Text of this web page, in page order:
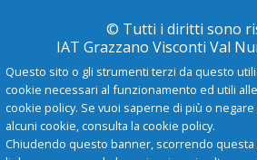
© Tutti i diritti sono
IAT Grazzano Visconti Val
Questo sito o gli strumenti terzi da questo
cookie necessari al funzionamento ed utili
cookie policy. Se vuoi saperne di più o
alcuni cookie, consulta la cookie policy.
Chiudendo questo banner, scorrendo questa
-